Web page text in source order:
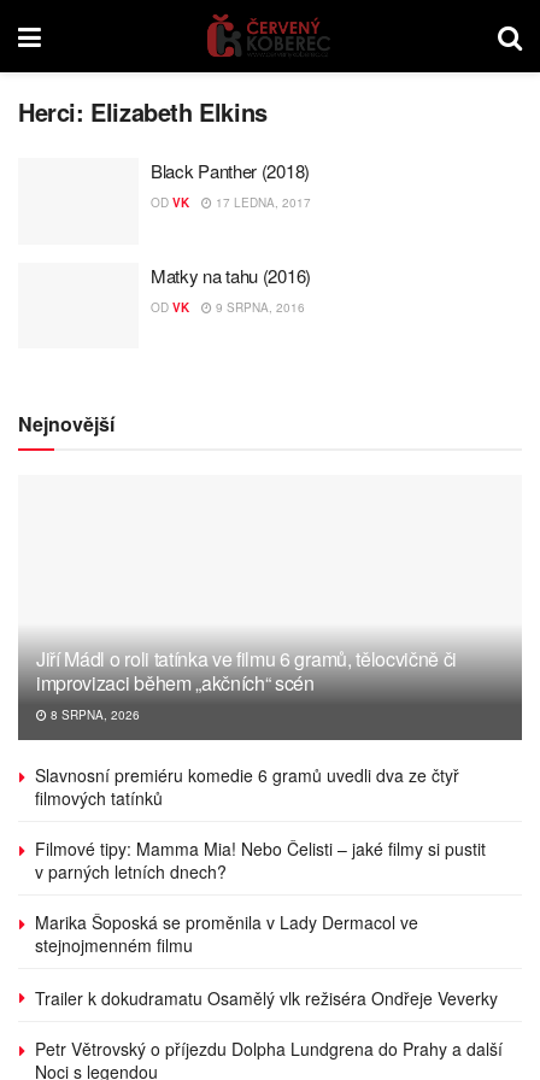
Herci: Elizabeth Elkins
Black Panther (2018)
OD VK 17 LEDNA, 2017
Matky na tahu (2016)
OD VK 9 SRPNA, 2016
Nejnovější
Jiří Mádl o roli tatínka ve filmu 6 gramů, tělocvičně či
improvizaci během „akčních“ scén
8 SRPNA, 2026
Slavnosní premiéru komedie 6 gramů uvedli dva ze čtyř
filmových tatínků
Filmové tipy: Mamma Mia! Nebo Čelisti – jaké filmy si pustit
v parných letních dnech?
Marika Šoposká se proměnila v Lady Dermacol ve
stejnojmenném filmu
Trailer k dokudramatu Osamělý vlk režiséra Ondřeje Veverky
Petr Větrovský o příjezdu Dolpha Lundgrena do Prahy a další
Noci s legendou